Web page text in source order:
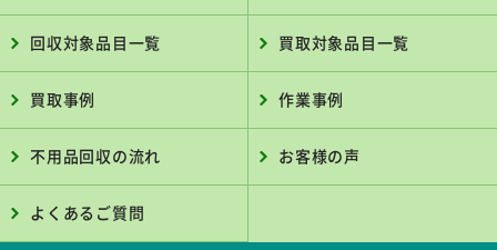
回収対象品目一覧 買取対象品目一覧
買取事例 作業事例
不用品回収の流れ お客様の声
よくあるご質問